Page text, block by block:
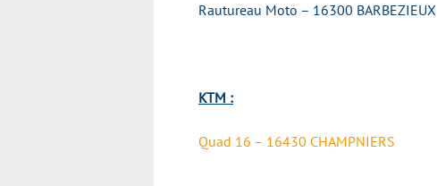
Rautureau Moto – 16300 BARBEZIEUX
KTM :
Quad 16 – 16430 CHAMPNIERS